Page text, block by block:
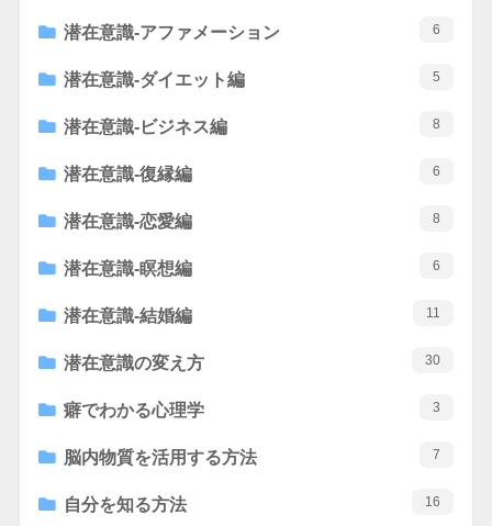
潜在意識-アファメーション 6
潜在意識-ダイエット編 5
潜在意識-ビジネス編 8
潜在意識-復縁編 6
潜在意識-恋愛編 8
潜在意識-瞑想編 6
潜在意識-結婚編 11
潜在意識の変え方 30
癖でわかる心理学 3
脳内物質を活用する方法 7
自分を知る方法 16